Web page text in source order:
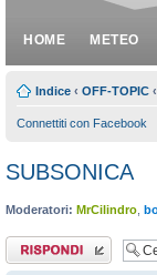
HOME METEO
Indice ‹ OFF-TOPIC ‹
Connettiti con Facebook
SUBSONICA
Moderatori: MrCilindro
Rispondi al
messaggio